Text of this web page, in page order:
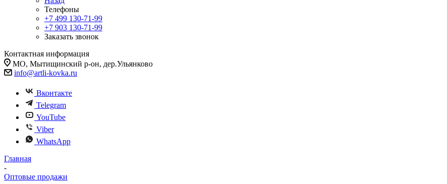
Телефоны
+7 499 130-71-99
+7 903 130-71-99
Заказать звонок
Контактная информация
МО, Мытищинский р-он, дер.Ульянково
info@artli-kovka.ru
Вконтакте
Telegram
YouTube
Viber
WhatsApp
Главная
-
Оптовые продажи